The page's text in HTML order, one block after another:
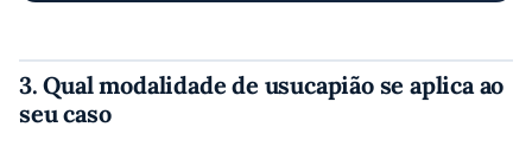
3. Qual modalidade de usucapião se aplica ao
seu caso